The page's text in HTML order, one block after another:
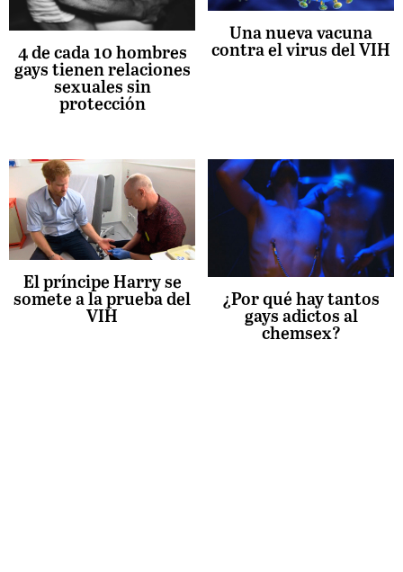
4 de cada 10 hombres
gays tienen relaciones
sexuales sin
protección
Una nueva vacuna
contra el virus del VIH
El príncipe Harry se
somete a la prueba del
VIH
¿Por qué hay tantos
gays adictos al
chemsex?